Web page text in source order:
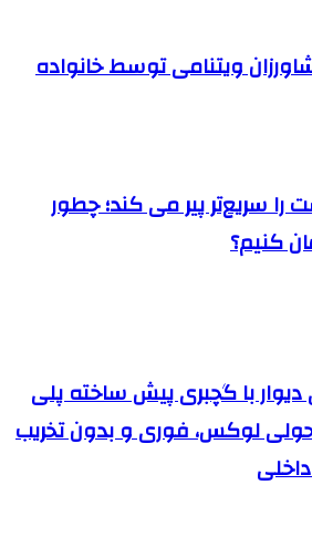
ویتنامی توسط خانواده
سریع‌تر پیر می کند؛ چطور
کنیم؟
دیوار با گچبری پیش ساخته پلی
تحولی لوکس، فوری و بدون تخریب